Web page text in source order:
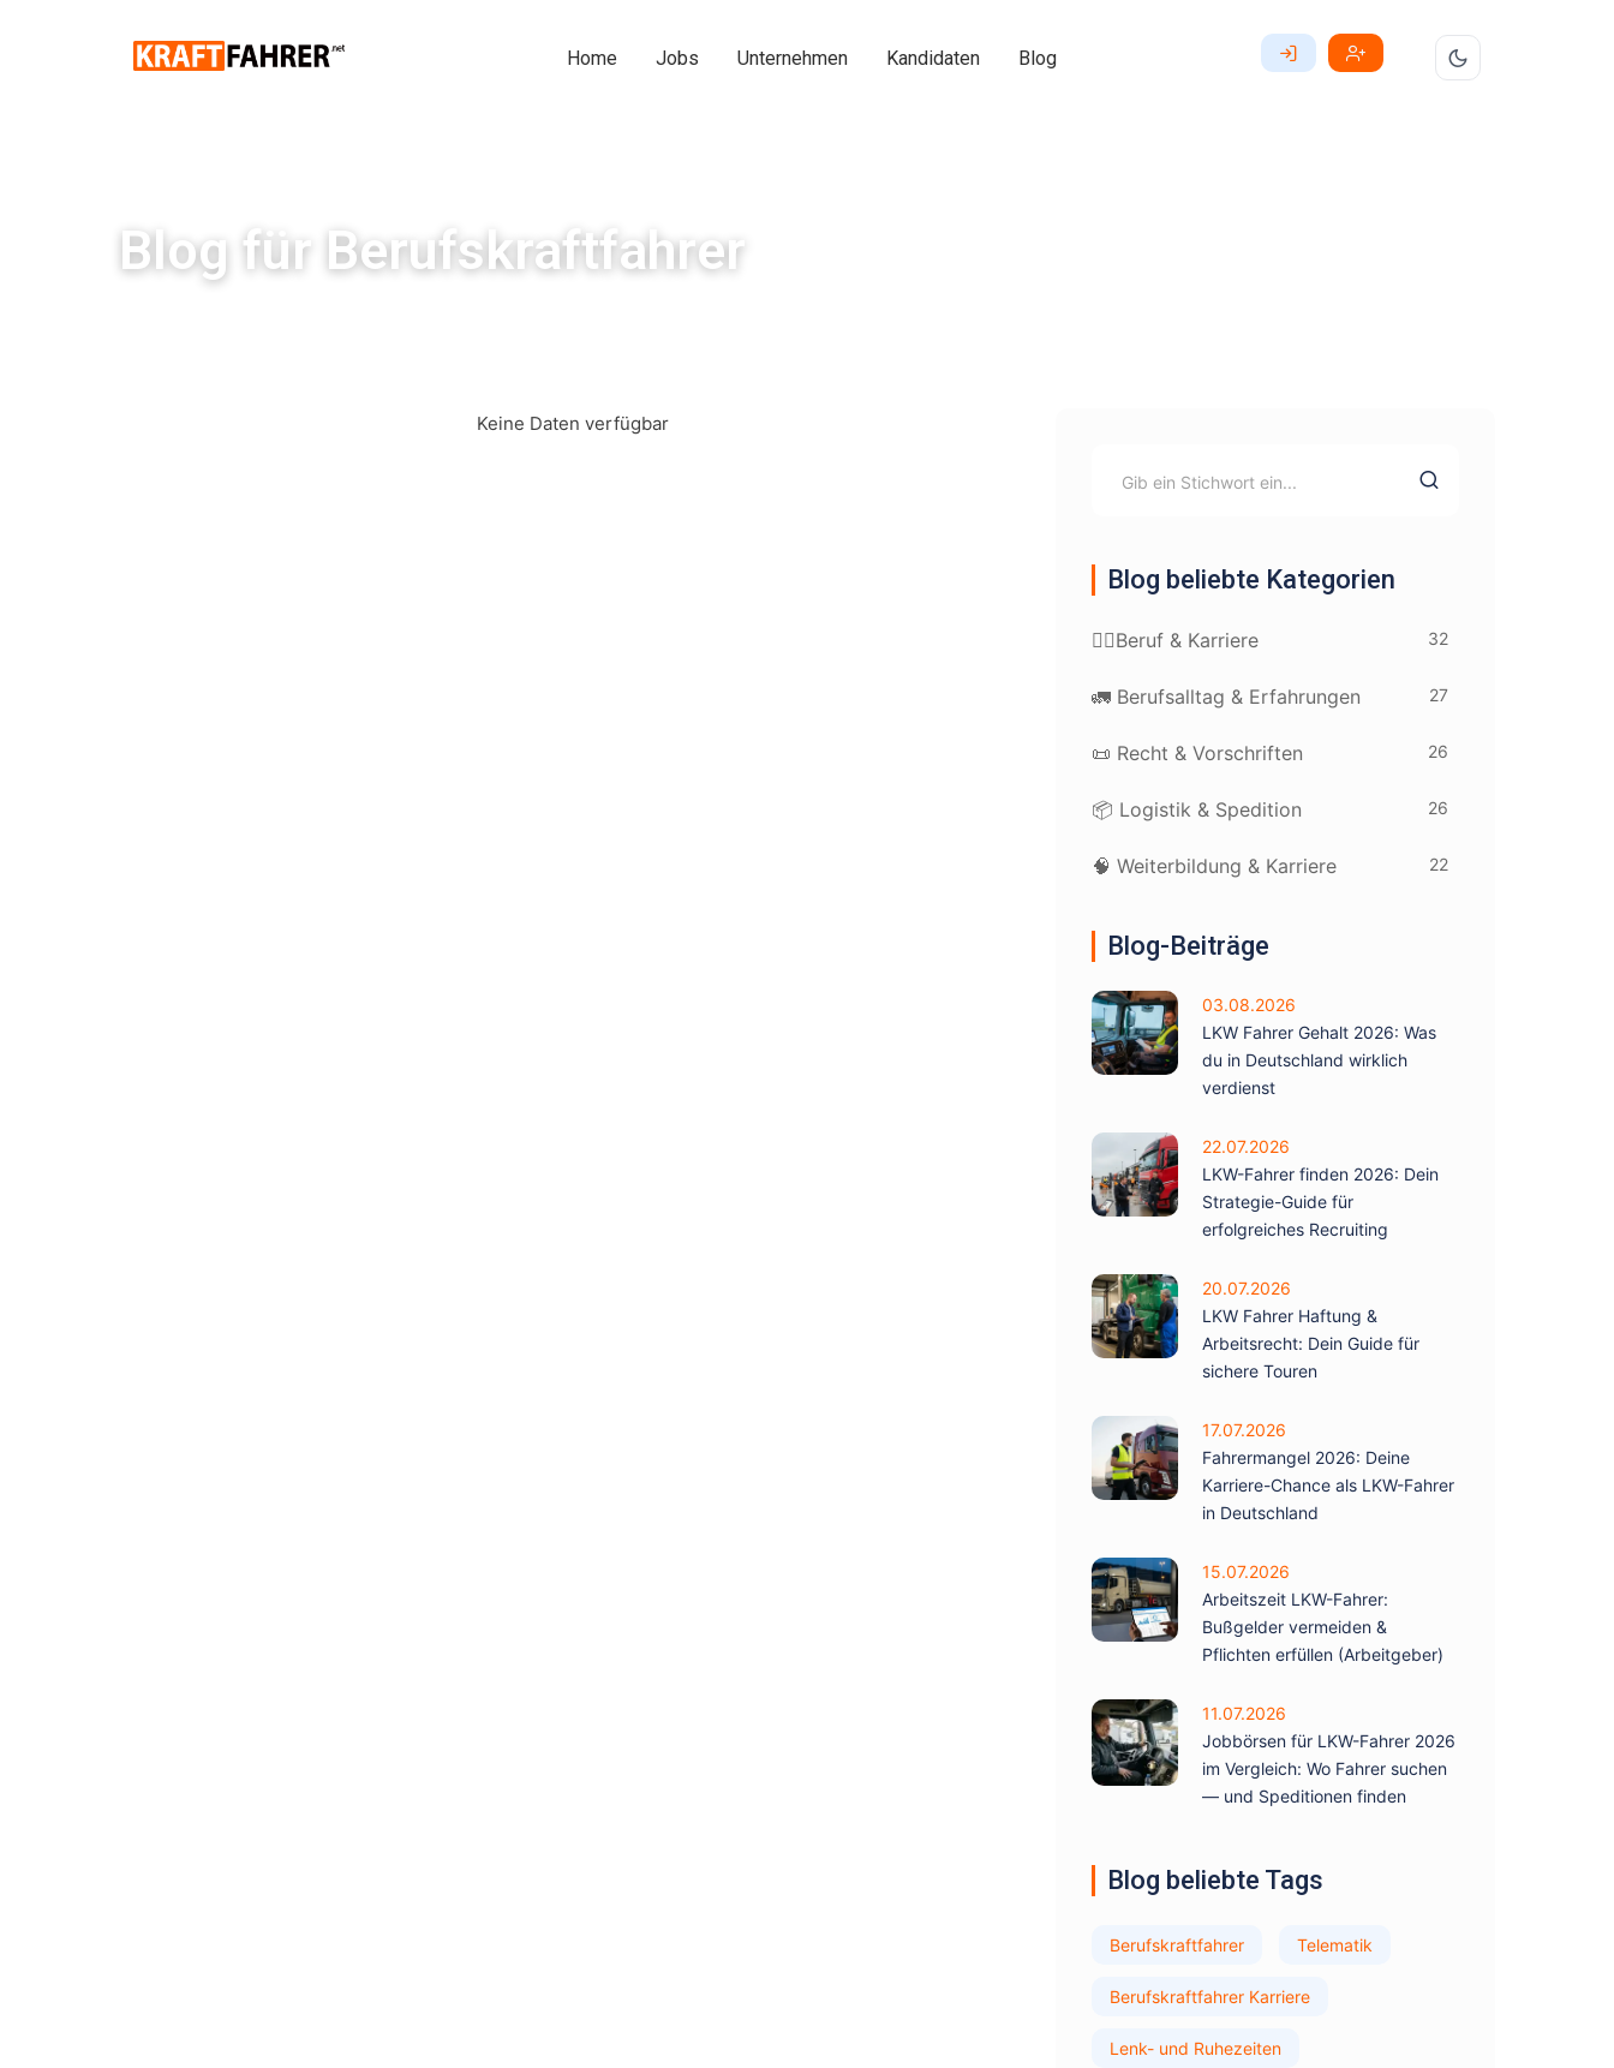
Home Jobs Unternehmen Kandidaten Blog
Blog für Berufskraftfahrer
Keine Daten verfügbar
Blog beliebte Kategorien
👷‍♂️Beruf & Karriere 32
🚛 Berufsalltag & Erfahrungen 27
📜 Recht & Vorschriften 26
📦 Logistik & Spedition 26
🧠 Weiterbildung & Karriere 22
Blog-Beiträge
03.08.2026
LKW Fahrer Gehalt 2026: Was
du in Deutschland wirklich
verdienst
22.07.2026
LKW-Fahrer finden 2026: Dein
Strategie-Guide für
erfolgreiches Recruiting
20.07.2026
LKW Fahrer Haftung &
Arbeitsrecht: Dein Guide für
sichere Touren
17.07.2026
Fahrermangel 2026: Deine
Karriere-Chance als LKW-Fahrer
in Deutschland
15.07.2026
Arbeitszeit LKW-Fahrer:
Bußgelder vermeiden &
Pflichten erfüllen (Arbeitgeber)
11.07.2026
Jobbörsen für LKW-Fahrer 2026
im Vergleich: Wo Fahrer suchen
— und Speditionen finden
Blog beliebte Tags
Berufskraftfahrer Telematik
Berufskraftfahrer Karriere
Lenk- und Ruhezeiten